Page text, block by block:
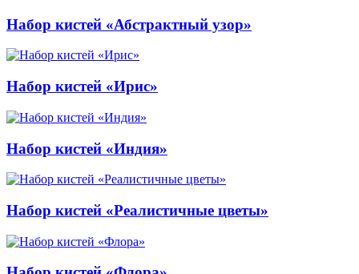
Набор кистей «Абстрактный узор»
Набор кистей «Ирис»
Набор кистей «Индия»
Набор кистей «Реалистичные цветы»